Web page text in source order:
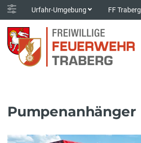
Urfahr-Umgebung FF Traberg
Pumpenanhänger